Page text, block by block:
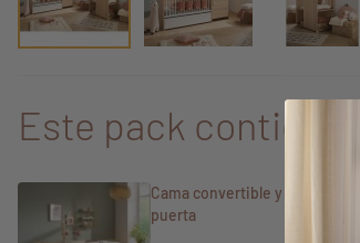
Este pack contiene
Cama convertible y cómoda
puerta